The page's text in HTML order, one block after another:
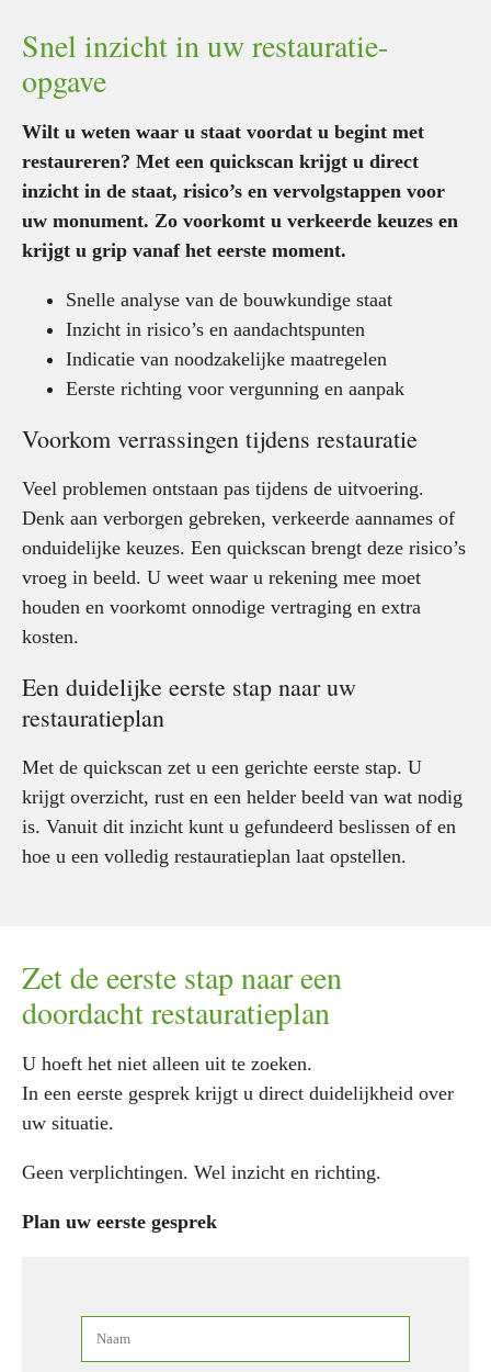
Snel inzicht in uw restauratie-
opgave
Wilt u weten waar u staat voordat u begint met
restaureren? Met een quickscan krijgt u direct
inzicht in de staat, risico’s en vervolgstappen voor
uw monument. Zo voorkomt u verkeerde keuzes en
krijgt u grip vanaf het eerste moment.
Snelle analyse van de bouwkundige staat
Inzicht in risico’s en aandachtspunten
Indicatie van noodzakelijke maatregelen
Eerste richting voor vergunning en aanpak
Voorkom verrassingen tijdens restauratie
Veel problemen ontstaan pas tijdens de uitvoering.
Denk aan verborgen gebreken, verkeerde aannames of
onduidelijke keuzes. Een quickscan brengt deze risico’s
vroeg in beeld. U weet waar u rekening mee moet
houden en voorkomt onnodige vertraging en extra
kosten.
Een duidelijke eerste stap naar uw
restauratieplan
Met de quickscan zet u een gerichte eerste stap. U
krijgt overzicht, rust en een helder beeld van wat nodig
is. Vanuit dit inzicht kunt u gefundeerd beslissen of en
hoe u een volledig restauratieplan laat opstellen.
Zet de eerste stap naar een
doordacht restauratieplan
U hoeft het niet alleen uit te zoeken.
In een eerste gesprek krijgt u direct duidelijkheid over
uw situatie.
Geen verplichtingen. Wel inzicht en richting.
Plan uw eerste gesprek